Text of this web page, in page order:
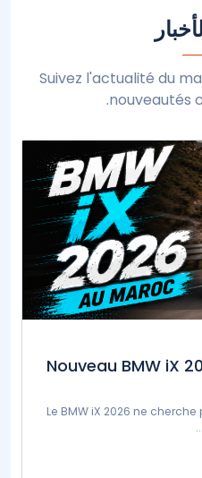
Suivez l'actualité du
nouveautés
Nouveau BMW iX
Le BMW iX 2026 ne